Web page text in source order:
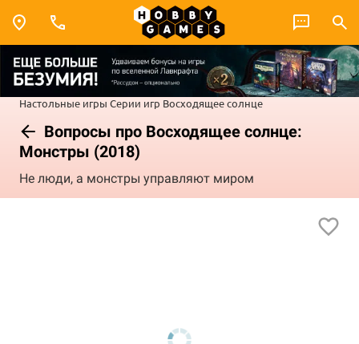
Настольные игры Серии игр Восходящее солнце
Вопросы про Восходящее солнце:
Монстры (2018)
Не люди, а монстры управляют миром